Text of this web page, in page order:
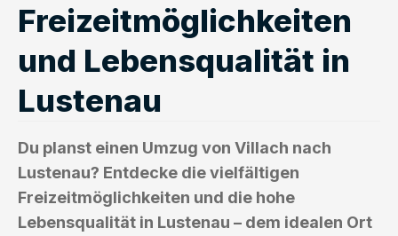
Freizeitmöglichkeiten
und Lebensqualität in
Lustenau
Du planst einen Umzug von Villach nach
Lustenau? Entdecke die vielfältigen
Freizeitmöglichkeiten und die hohe
Lebensqualität in Lustenau – dem idealen Ort